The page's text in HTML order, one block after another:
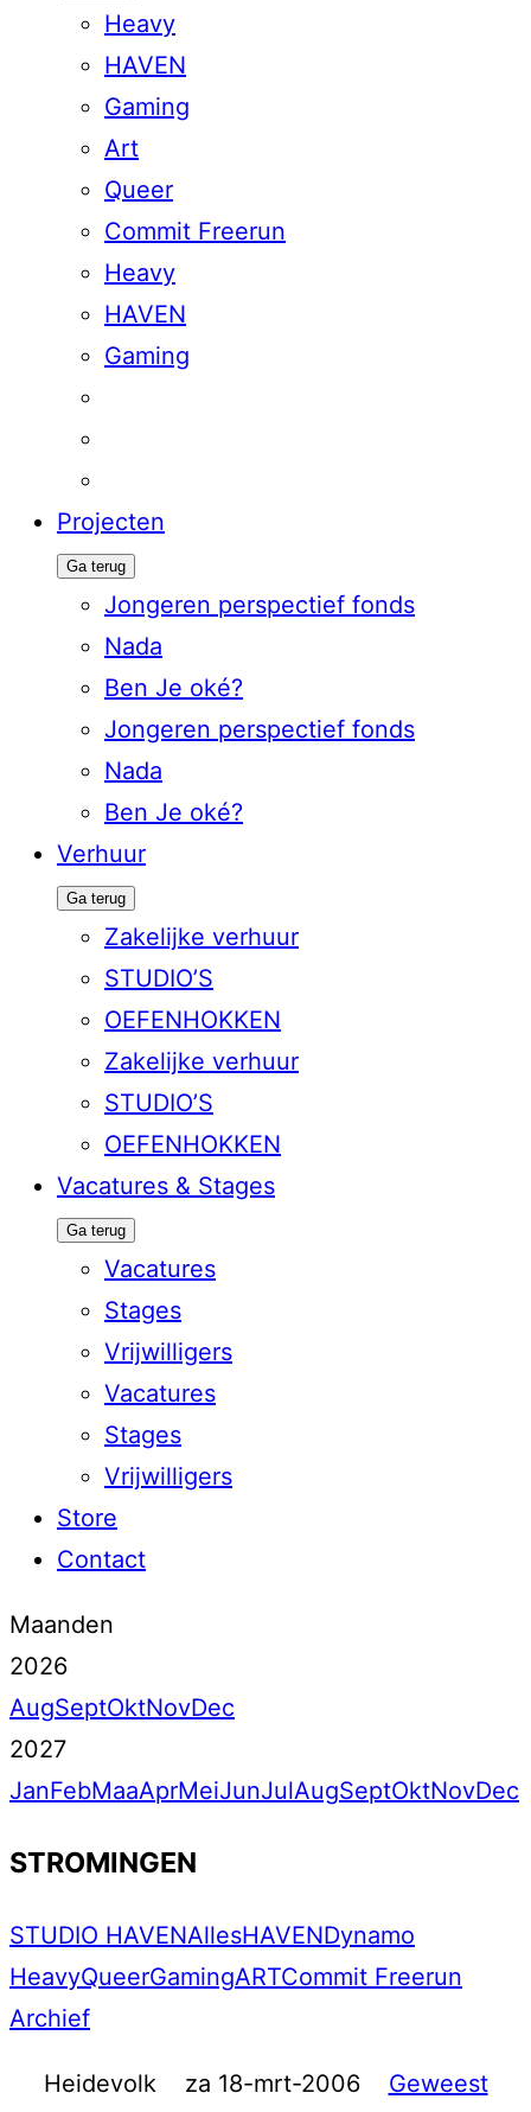
Heavy
HAVEN
Gaming
Art
Queer
Commit Freerun
Heavy
HAVEN
Gaming
Projecten
Ga terug
Jongeren perspectief fonds
Nada
Ben Je oké?
Jongeren perspectief fonds
Nada
Ben Je oké?
Verhuur
Ga terug
Zakelijke verhuur
STUDIO’S
OEFENHOKKEN
Zakelijke verhuur
STUDIO’S
OEFENHOKKEN
Vacatures & Stages
Ga terug
Vacatures
Stages
Vrijwilligers
Vacatures
Stages
Vrijwilligers
Store
Contact
Maanden
2026
AugSeptOktNovDec
2027
JanFebMaaAprMeiJunJulAugSeptOktNovDec
STROMINGEN
STUDIO HAVENAllesHAVENDynamo
HeavyQueerGamingARTCommit Freerun
Archief
Heidevolk za 18-mrt-2006 Geweest